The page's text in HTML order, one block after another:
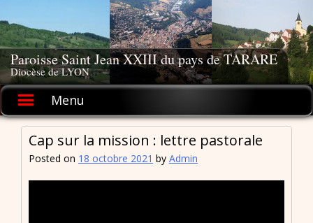
to
content
Paroisse Saint Jean XXIII du pays de TARARE
Diocèse de LYON
Menu
Cap sur la mission : lettre pastorale
Posted on 18 octobre 2021 by Admin